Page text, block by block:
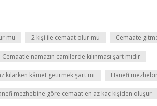
mu 2 kişi ile cemaat olur mu Cemaate
Cemaatle namazın camilerde kılınması şart mıdır
kılarken kâmet getirmek şart mı Hanefi
mezhebine göre cemaat en az kaç kişiden oluşur